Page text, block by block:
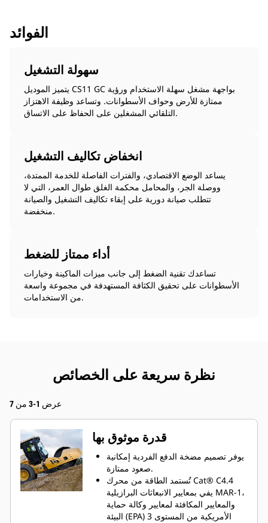
الفوائد
سهولة التشغيل
يتميز الموديل CS11 GC بواجهة مشغل سهلة الاستخدام ورؤية
ممتازة للأرض وحواف الأسطوانات. وتساعد وظيفة الاهتزاز
التلقائي المشغلين على الحفاظ على الاتساق.
انخفاض تكاليف التشغيل
يساعد الوضع الاقتصادي، والفترات الفاصلة للخدمة الممتدة،
ووصلة الجر، والمحامل محكمة الغلق طوال العمر، التي لا
تتطلب صيانة دورية على إبقاء تكاليف التشغيل والصيانة
منخفضة.
أداء ممتاز للضغط
تساعدك تقنية الضغط إلى جانب ميزات الماكينة وخيارات
الأسطوانات على تحقيق الكثافة المستهدفة في مجموعة واسعة
من الاستخدامات.
نظرة سريعة على الخصائص
عرض 1-3 من 7
قدرة موثوق بها
يوفر تصميم مضخة الدفع الفردية إمكانية
صعود ممتازة.
تُستمد الطاقة من محرك Cat® C4.4
يفي بمعايير الانبعاثات البرازيلية MAR-1،
والمعايير المكافئة لمعايير وكالة حماية
البيئة (EPA) الأمريكية من المستوى 3